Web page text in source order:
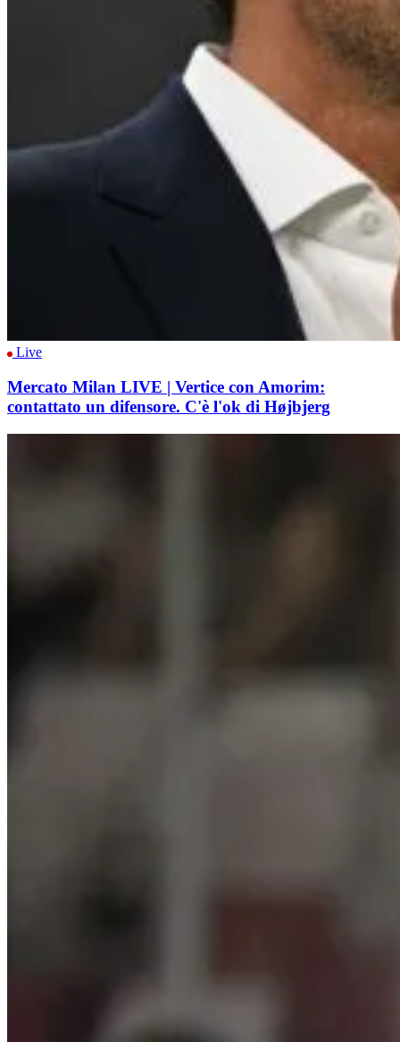
Live
Mercato Milan LIVE | Vertice con Amorim:
contattato un difensore. C'è l'ok di Højbjerg